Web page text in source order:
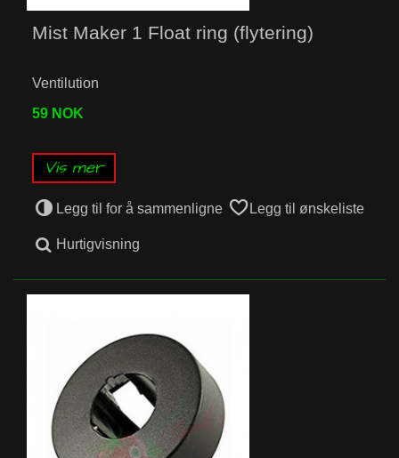
Mist Maker 1 Float ring (flytering)
Ventilution
59 NOK
Vis mer
Legg til for å sammenligne Legg til ønskeliste
Hurtigvisning